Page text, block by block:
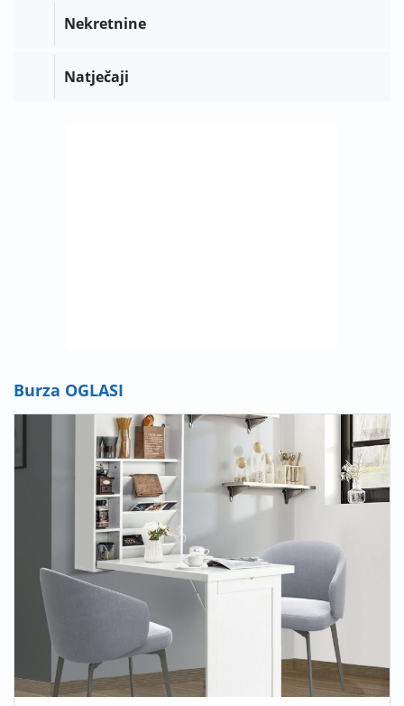
Nekretnine
Natječaji
Burza OGLASI